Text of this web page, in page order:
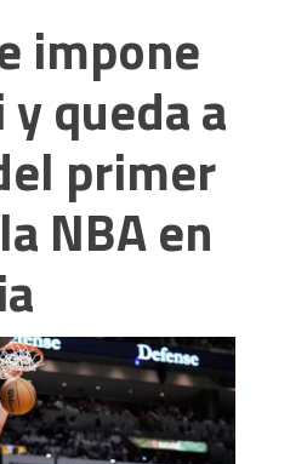
impone
queda a
primer
NBA en